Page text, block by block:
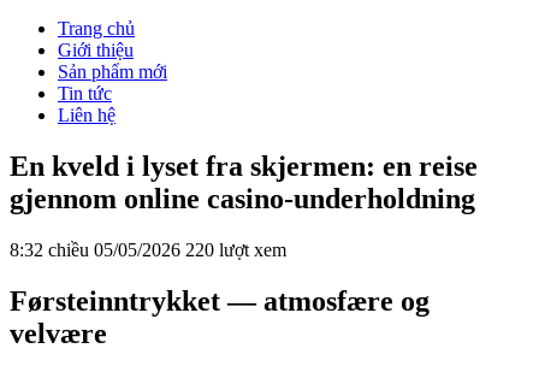
Trang chủ
Giới thiệu
Sản phẩm mới
Tin tức
Liên hệ
En kveld i lyset fra skjermen: en reise
gjennom online casino-underholdning
8:32 chiều 05/05/2026 220 lượt xem
Førsteinntrykket — atmosfære og
velvære